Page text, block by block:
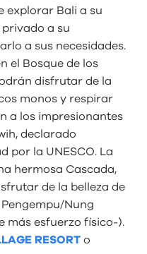
explorar Bali a su
a su
a sus necesidades.
el Bosque de los
disfrutar de la
monos y respirar
a los impresionantes
declarado
por la UNESCO. La
hermosa Cascada,
de la belleza de
Nung
más esfuerzo físico-).
RESORT o